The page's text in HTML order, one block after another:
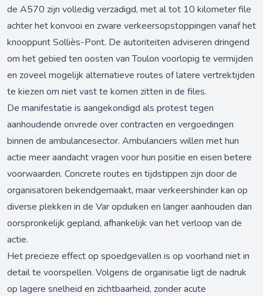
de A570 zijn volledig verzadigd, met al tot 10 kilometer file
achter het konvooi en zware verkeersopstoppingen vanaf het
knooppunt Solliès-Pont. De autoriteiten adviseren dringend
om het gebied ten oosten van Toulon voorlopig te vermijden
en zoveel mogelijk alternatieve routes of latere vertrektijden
te kiezen om niet vast te komen zitten in de files.
De manifestatie is aangekondigd als protest tegen
aanhoudende onvrede over contracten en vergoedingen
binnen de ambulancesector. Ambulanciers willen met hun
actie meer aandacht vragen voor hun positie en eisen betere
voorwaarden. Concrete routes en tijdstippen zijn door de
organisatoren bekendgemaakt, maar verkeershinder kan op
diverse plekken in de Var opduiken en langer aanhouden dan
oorspronkelijk gepland, afhankelijk van het verloop van de
actie.
Het precieze effect op spoedgevallen is op voorhand niet in
detail te voorspellen. Volgens de organisatie ligt de nadruk
op lagere snelheid en zichtbaarheid, zonder acute